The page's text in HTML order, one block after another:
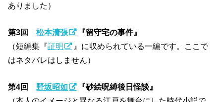
ありました）
第3回松本清張
『留守宅の事件』
（短編集『証明
』に収められている一編です。ここで
はネタバレはしません）
第4回 野坂昭如
『砂絵呪縛後日怪談』